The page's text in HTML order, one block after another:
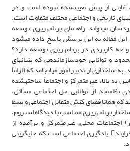
از پیش تعیینشده نبوده است و در
تاریخی و اجتماعی مختلف متفاوت است.
میتواند راهنمای برنامهریزی توسعه
این مقاله به این پرسش پاسخ داده میشود
کاربردی در برنامهریزی توسعه دارد؟
و توانایی خودسازماندهی که بنیانهای
ساختاری از تدبیر امور میانجامد که الزاماً
به بالا، غیرمتمرکز و اجتماعاً ساختهشده
نظاممند از توانایی حل اجتماعیِ مسائل،
که همانا فضای کنش متقابل اجتماعی و بسط
برنامهریزی متناسب با دیدگاه استروم،
اجتماعات محلی، غیرمتمرکز و برآمده از
تعاملات اجتماعی در دل یک فرایند یادگیری اجتماعی است که جایگزینی